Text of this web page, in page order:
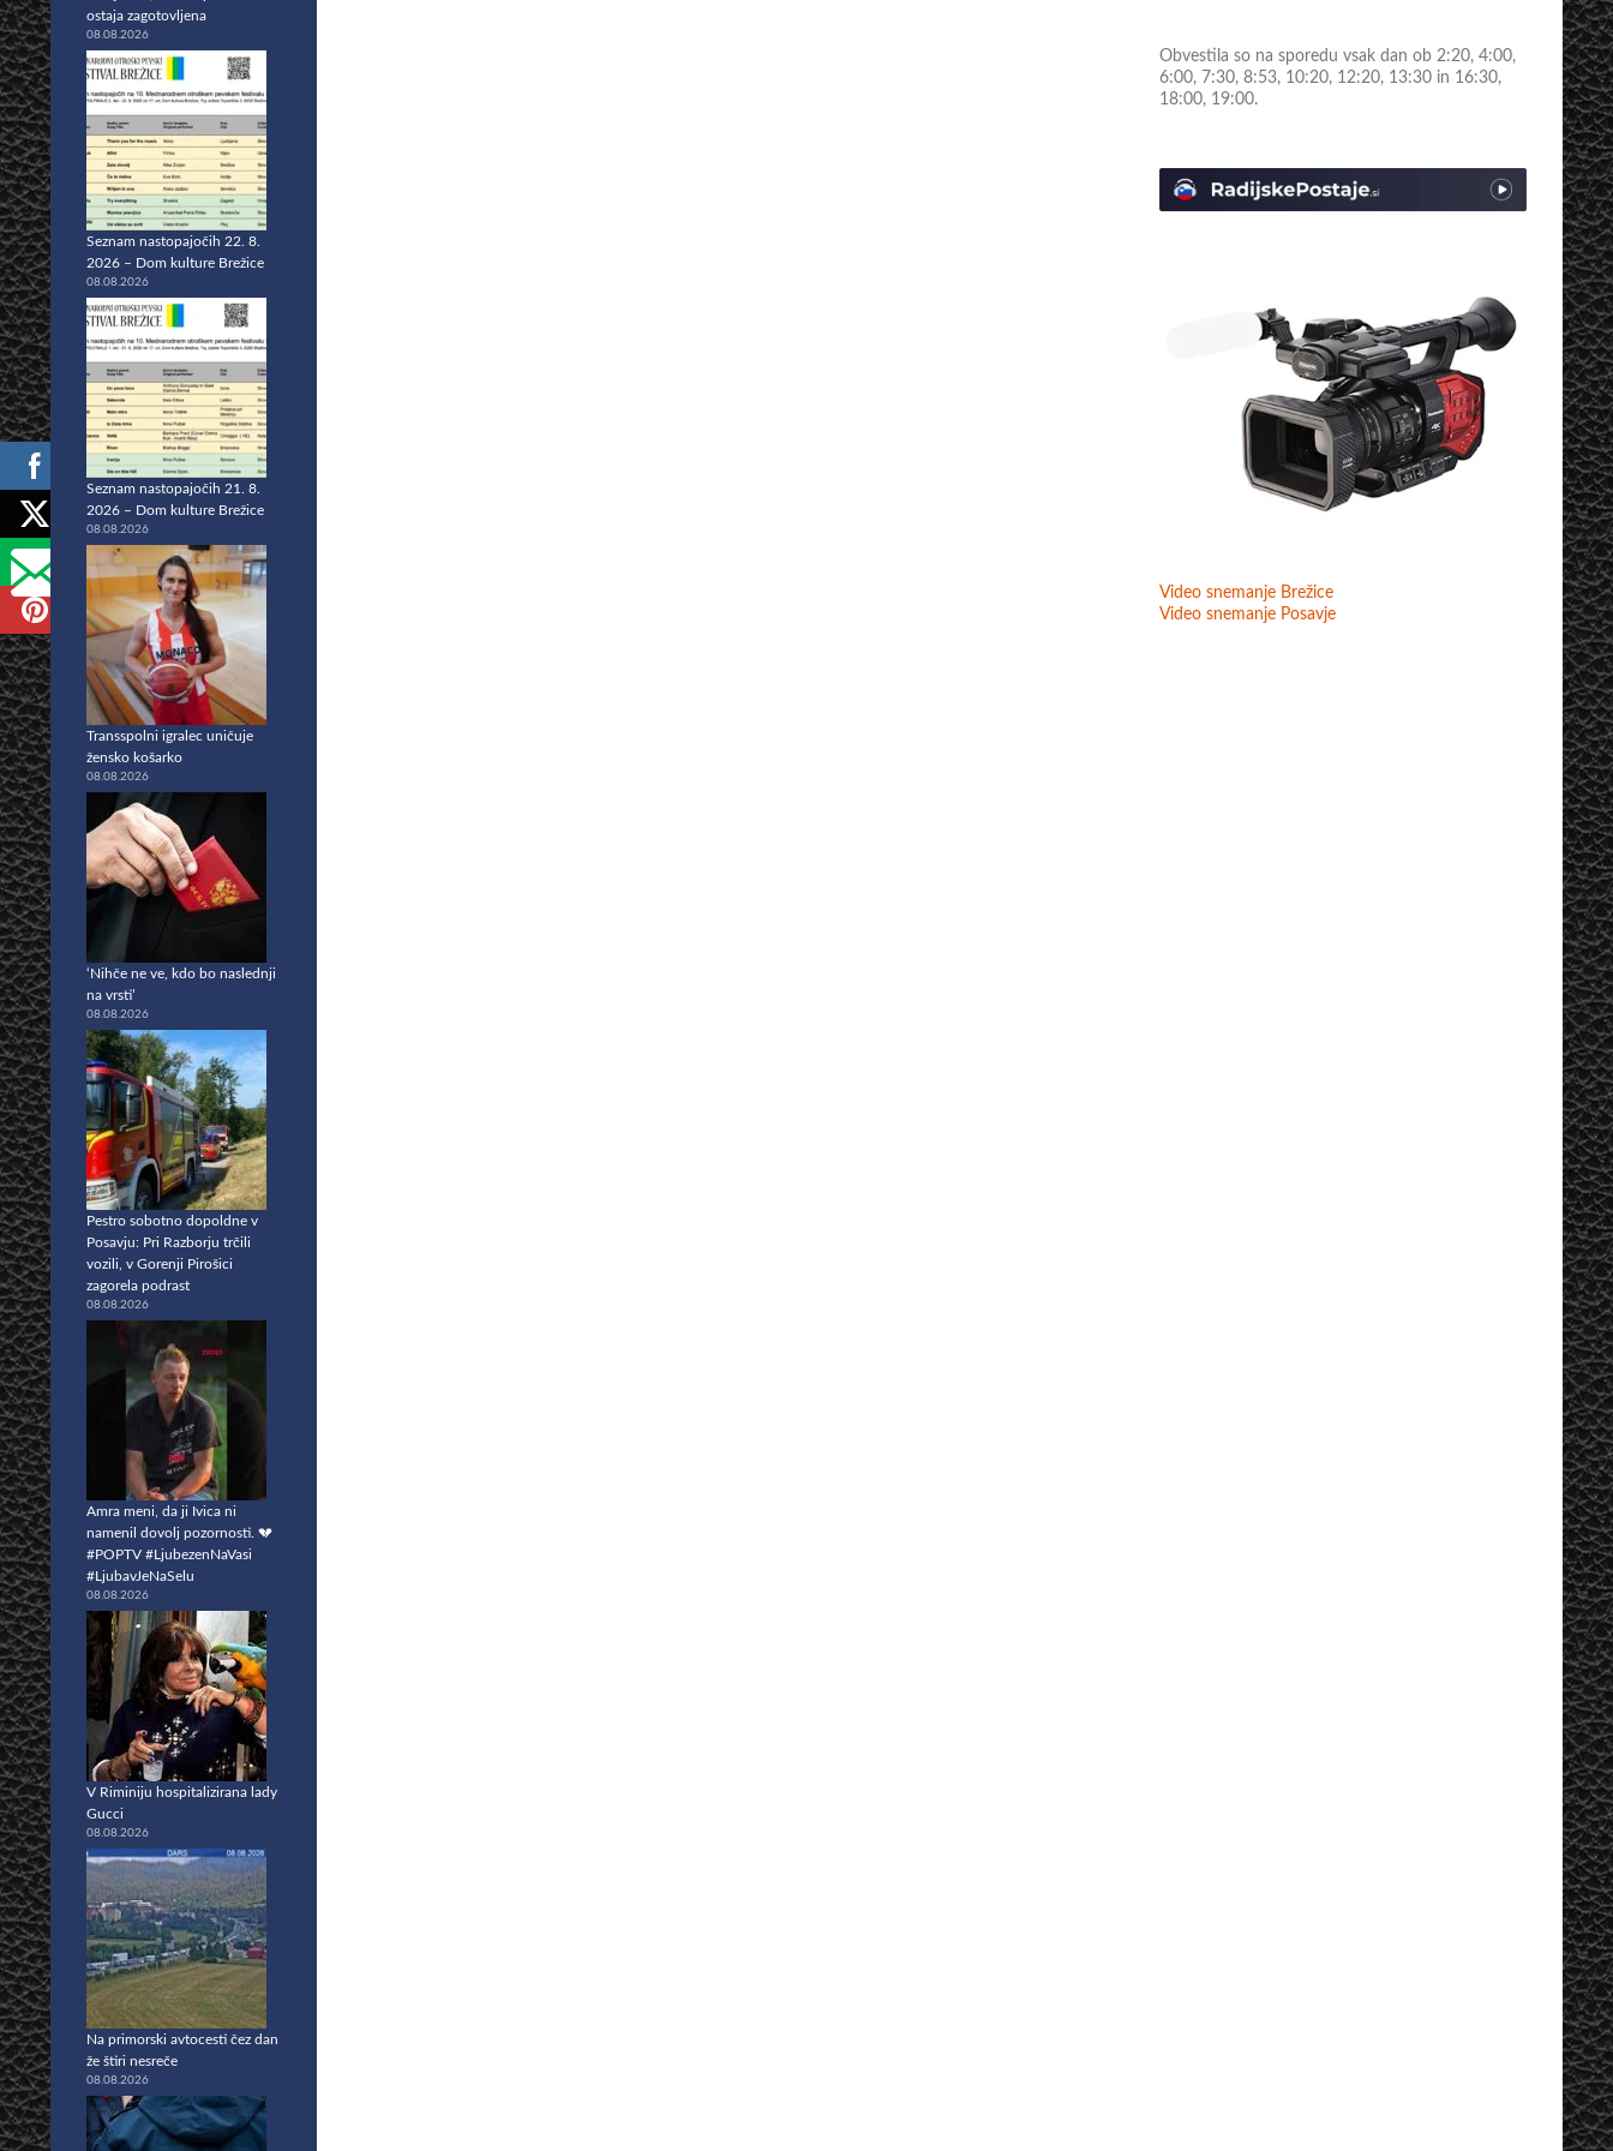
Obvestila so na sporedu vsak dan ob 2:20, 4:00,
6:00, 7:30, 8:53, 10:20, 12:20, 13:30 in 16:30,
18:00, 19:00.
Video snemanje Brežice
Video snemanje Posavje
ostaja zagotovljena
08.08.2026
Seznam nastopajočih 22. 8.
2026 – Dom kulture Brežice
08.08.2026
Seznam nastopajočih 21. 8.
2026 – Dom kulture Brežice
08.08.2026
Transspolni igralec uničuje
žensko košarko
08.08.2026
‘Nihče ne ve, kdo bo naslednji
na vrsti’
08.08.2026
Pestro sobotno dopoldne v
Posavju: Pri Razborju trčili
vozili, v Gorenji Pirošici
zagorela podrast
08.08.2026
Amra meni, da ji Ivica ni
namenil dovolj pozornosti. 💔
#POPTV #LjubezenNaVasi
#LjubavJeNaSelu
08.08.2026
V Riminiju hospitalizirana lady
Gucci
08.08.2026
Na primorski avtocesti čez dan
že štiri nesreče
08.08.2026